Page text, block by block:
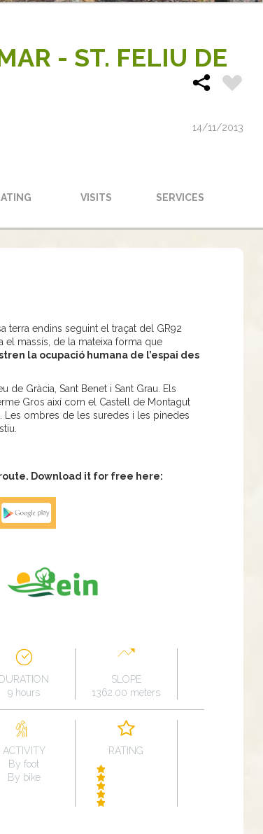
- ST. FELIU DE
14/11/2013
VISITS SERVICES
terra endins seguint el traçat del GR92
massís, de la mateixa forma que
la ocupació humana de l’espai des
Gràcia, Sant Benet i Sant Grau. Els
Gros així com el Castell de Montagut
Les ombres de les suredes i les pinedes
Download it for free here:
DURATION
9 hours
SLOPE
1362.00 meters
ACTIVITY
By foot
By bike
RATING